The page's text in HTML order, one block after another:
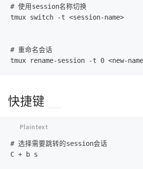
# 使用session名称切换
tmux switch -t <session-name>
# 重命名会话
快捷键
# 选择需要跳转的session会话
C + b s